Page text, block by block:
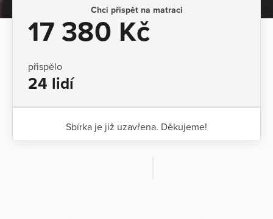
Chci přispět na matraci
17 380 Kč
přispělo
24 lidí
Sbírka je již uzavřena. Děkujeme!